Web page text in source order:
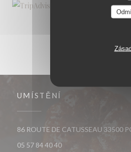
UMÍSTĚNÍ
86 ROUTE DE CATUSSEAU 33500
05 57 84 40 40